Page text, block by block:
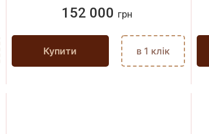
152 000 грн
Купити в 1 клік